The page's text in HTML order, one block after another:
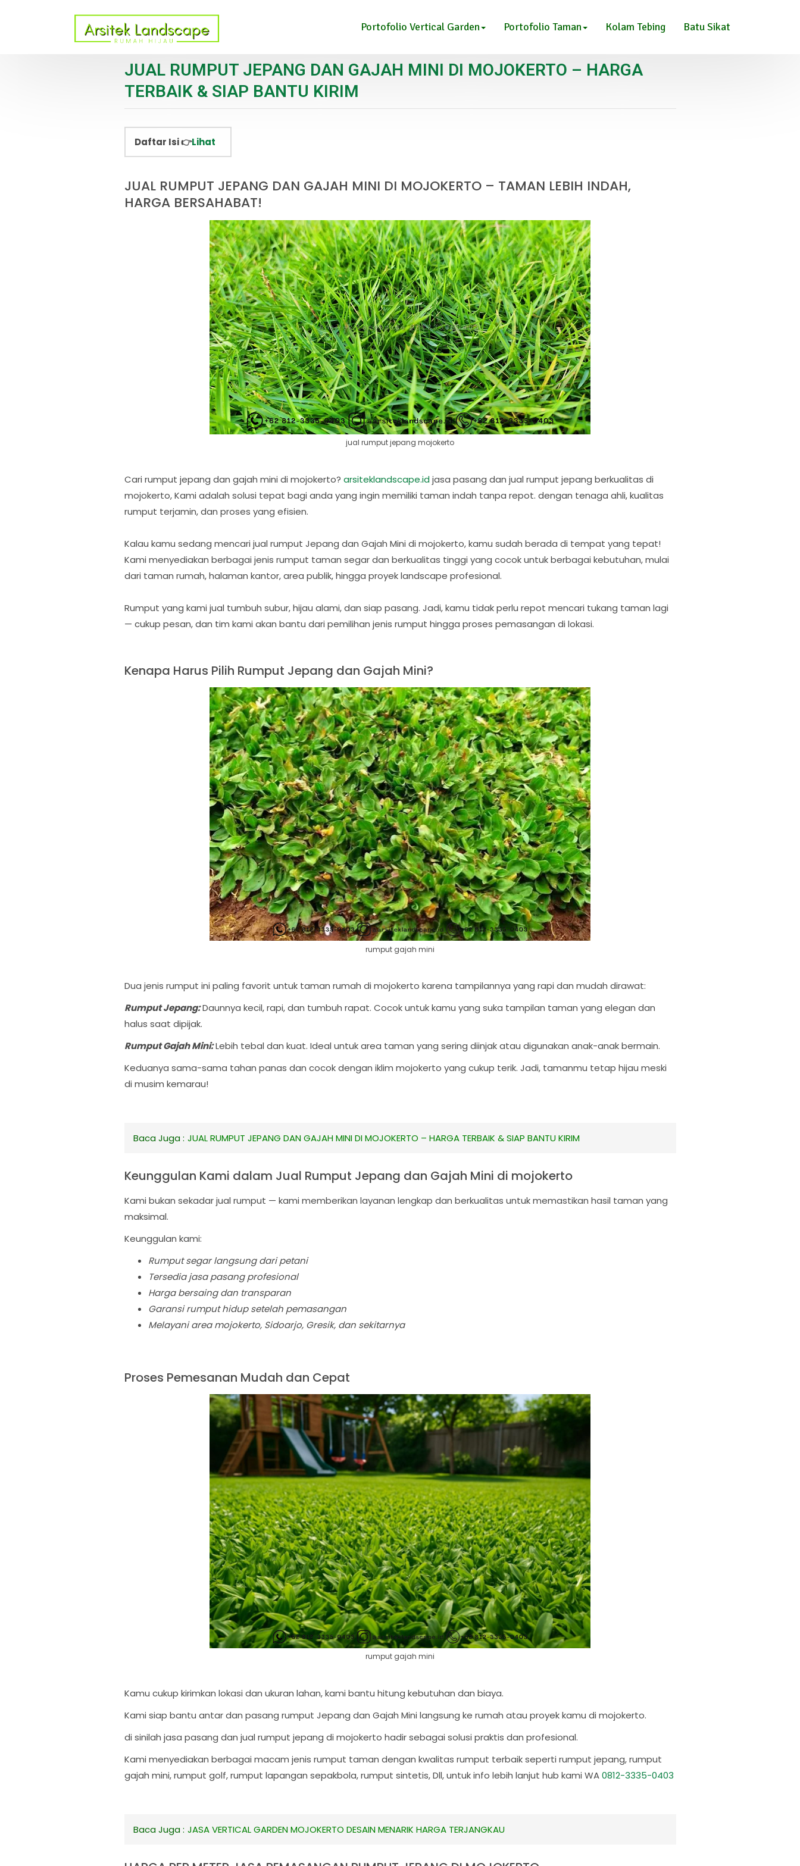
Portofolio Vertical Garden Portofolio Taman Kolam Tebing Batu Sikat
JUAL RUMPUT JEPANG DAN GAJAH MINI DI MOJOKERTO – HARGA
TERBAIK & SIAP BANTU KIRIM
Daftar Isi 👉Lihat
JUAL RUMPUT JEPANG DAN GAJAH MINI DI MOJOKERTO – TAMAN LEBIH INDAH,
HARGA BERSAHABAT!
jual rumput jepang mojokerto
Cari rumput jepang dan gajah mini di mojokerto? arsiteklandscape.id jasa pasang dan jual rumput jepang berkualitas di
mojokerto, Kami adalah solusi tepat bagi anda yang ingin memiliki taman indah tanpa repot. dengan tenaga ahli, kualitas
rumput terjamin, dan proses yang efisien.
Kalau kamu sedang mencari jual rumput Jepang dan Gajah Mini di mojokerto, kamu sudah berada di tempat yang tepat!
Kami menyediakan berbagai jenis rumput taman segar dan berkualitas tinggi yang cocok untuk berbagai kebutuhan, mulai
dari taman rumah, halaman kantor, area publik, hingga proyek landscape profesional.
Rumput yang kami jual tumbuh subur, hijau alami, dan siap pasang. Jadi, kamu tidak perlu repot mencari tukang taman lagi
— cukup pesan, dan tim kami akan bantu dari pemilihan jenis rumput hingga proses pemasangan di lokasi.
Kenapa Harus Pilih Rumput Jepang dan Gajah Mini?
rumput gajah mini
Dua jenis rumput ini paling favorit untuk taman rumah di mojokerto karena tampilannya yang rapi dan mudah dirawat:
Rumput Jepang:Daunnya kecil, rapi, dan tumbuh rapat. Cocok untuk kamu yang suka tampilan taman yang elegan dan
halus saat dipijak.
Rumput Gajah Mini:Lebih tebal dan kuat. Ideal untuk area taman yang sering diinjak atau digunakan anak-anak bermain.
Keduanya sama-sama tahan panas dan cocok dengan iklim mojokerto yang cukup terik. Jadi, tamanmu tetap hijau meski
di musim kemarau!
Baca Juga : JUAL RUMPUT JEPANG DAN GAJAH MINI DI MOJOKERTO – HARGA TERBAIK & SIAP BANTU KIRIM
Keunggulan Kami dalam Jual Rumput Jepang dan Gajah Mini di mojokerto
Kami bukan sekadar jual rumput — kami memberikan layanan lengkap dan berkualitas untuk memastikan hasil taman yang
maksimal.
Keunggulan kami:
Rumput segar langsung dari petani
Tersedia jasa pasang profesional
Harga bersaing dan transparan
Garansi rumput hidup setelah pemasangan
Melayani area mojokerto, Sidoarjo, Gresik, dan sekitarnya
Proses Pemesanan Mudah dan Cepat
rumput gajah mini
Kamu cukup kirimkan lokasi dan ukuran lahan, kami bantu hitung kebutuhan dan biaya.
Kami siap bantu antar dan pasang rumput Jepang dan Gajah Mini langsung ke rumah atau proyek kamu di mojokerto.
di sinilah jasa pasang dan jual rumput jepang di mojokerto hadir sebagai solusi praktis dan profesional.
Kami menyediakan berbagai macam jenis rumput taman dengan kwalitas rumput terbaik seperti rumput jepang, rumput
gajah mini, rumput golf, rumput lapangan sepakbola, rumput sintetis, Dll, untuk info lebih lanjut hub kami WA0812-3335-0403
Baca Juga : JASA VERTICAL GARDEN MOJOKERTO DESAIN MENARIK HARGA TERJANGKAU